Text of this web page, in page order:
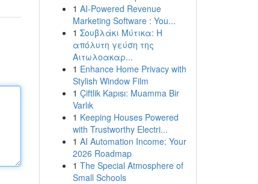
1 AI-Powered Revenue
Marketing Software : You...
1 Σουβλάκι Μύτικα: Η
απόλυτη γεύση της
Αιτωλοακαρ...
1 Enhance Home Privacy with
Stylish Window Film
1 Çiftlik Kapısı: Muamma Bir
Varlık
1 Keeping Houses Powered
with Trustworthy Electri...
1 AI Automation Income: Your
2026 Roadmap
1 The Special Atmosphere of
Small Schools